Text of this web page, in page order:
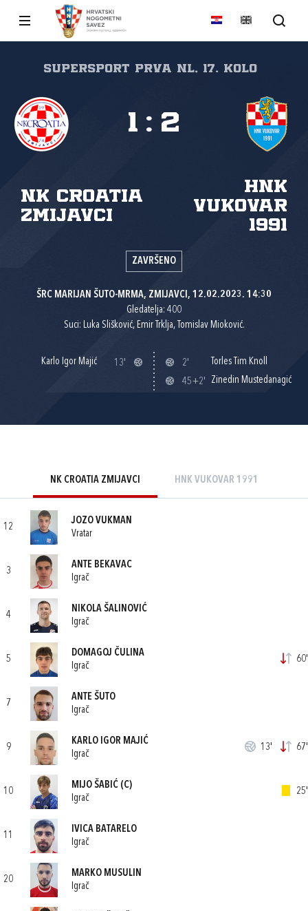
SuperSport Prva NL, 17. kolo
NK Croatia
Zmijavci
HNK
Vukovar
1991
1 : 2
ZAVRŠENO
ŠRC MARIJAN ŠUTO-MRMA, ZMIJAVCI, 12.02.2023. 14:30
Gledatelja: 400
Suci: Luka Slišković, Emir Trklja, Tomislav Mioković.
Karlo Igor Majić 13' 2'
Torles Tim Knoll
45+2'
Zinedin Mustedanagić
NK CROATIA ZMIJAVCI HNK VUKOVAR 1991
12
JOZO VUKMAN
Vratar
3
ANTE BEKAVAC
Igrač
4
NIKOLA ŠALINOVIĆ
Igrač
5
DOMAGOJ ČULINA
Igrač
60'
7
ANTE ŠUTO
Igrač
9
KARLO IGOR MAJIĆ
Igrač
13' 67'
10
MIJO ŠABIĆ (C)
Igrač
25'
11
IVICA BATARELO
Igrač
20
MARKO MUSULIN
Igrač